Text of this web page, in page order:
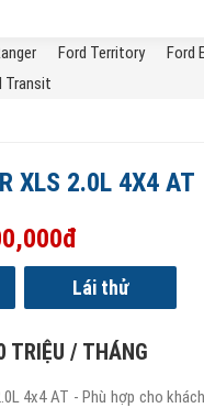
Ford Territory
Ford
Transit
XLS 2.0L 4X4 AT
Lái thử
TRIỆU / THÁNG
4x4 AT - Phù hợp cho